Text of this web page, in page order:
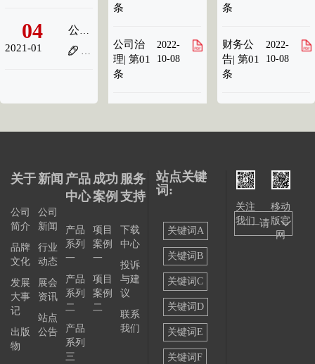
04
2021-01
公司信息披露| 第01条
发布者：
阅读量：41
条
公司治
理| 第01
条
2022-
10-08
条
财务公
告| 第01
条
2022-
10-08
关于
公司
简介
品牌
文化
发展
大事
记
出版
物
新闻
公司
新闻
行业
动态
展会
资讯
站点
公告
产品
中心
产品
系列
一
产品
系列
二
产品
系列
三
成功
案例
项目
案例
一
项目
案例
二
服务
支持
下载
中心
投诉
与建
议
联系
我们
站点关键
词:
关键词A
关键词B
关键词C
关键词D
关键词E
关键词F
关注
我们
移动
版官
网
——请